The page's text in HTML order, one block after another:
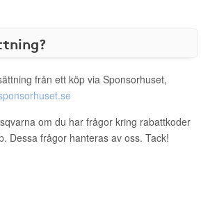
från ett köp via Sponsorhuset,
om du har frågor kring rabattkoder
Dessa frågor hanteras av oss. Tack!